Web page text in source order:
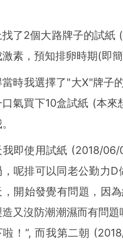
找了2個大路牌子的試紙
素，預知排卵時期(即
當時我選擇了"大X"牌子
口氣買下10盒試紙 (本
我即使用試紙 (2018/06/
呢排可以同老公勤力D
，開始發覺有問題，因
造又沒防潮潮濕而有問
啦！”, 而我第二朝